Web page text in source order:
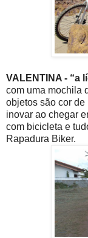
VALENTINA - “a
com uma mochila
objetos são cor
inovar ao chegar
com bicicleta e
Rapadura Biker.